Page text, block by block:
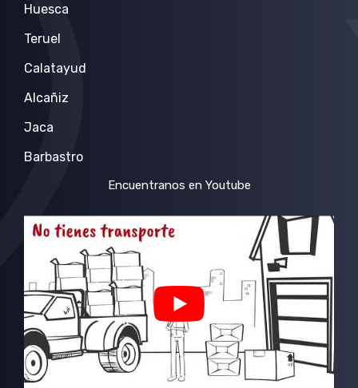
Huesca
Teruel
Calatayud
Alcañiz
Jaca
Barbastro
Encuentranos en Youtube